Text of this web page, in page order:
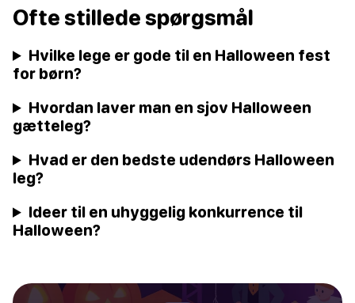
Ofte stillede spørgsmål
Hvilke lege er gode til en Halloween fest
for børn?
Hvordan laver man en sjov Halloween
gætteleg?
Hvad er den bedste udendørs Halloween
leg?
Ideer til en uhyggelig konkurrence til
Halloween?